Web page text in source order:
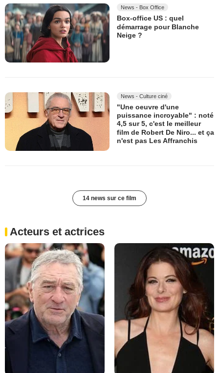
News - Box Office
Box-office US : quel
démarrage pour Blanche
Neige ?
News - Culture ciné
"Une oeuvre d'une
puissance incroyable" : noté
4,5 sur 5, c'est le meilleur
film de Robert De Niro... et ça
n'est pas Les Affranchis
14 news sur ce film
Acteurs et actrices